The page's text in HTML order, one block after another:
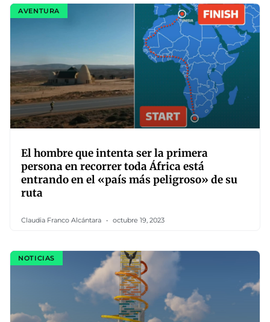
AVENTURA
El hombre que intenta ser la primera
persona en recorrer toda África está
entrando en el «país más peligroso» de su
ruta
Claudia Franco Alcántara octubre 19, 2023
NOTICIAS